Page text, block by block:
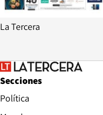
La Tercera
Secciones
Política